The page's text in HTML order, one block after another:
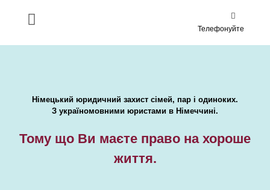
Телефонуйте
Німецький юридичний захист сімей, пар і одиноких.
З україномовними юристами в Німеччині.
Тому що Ви маєте право на хороше
життя.